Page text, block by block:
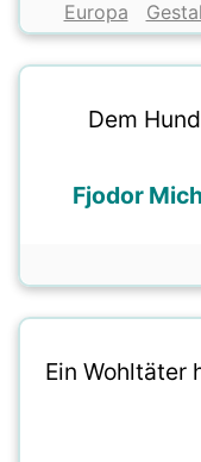
Europa
Dem
Fjodor
Ein Wohltäter